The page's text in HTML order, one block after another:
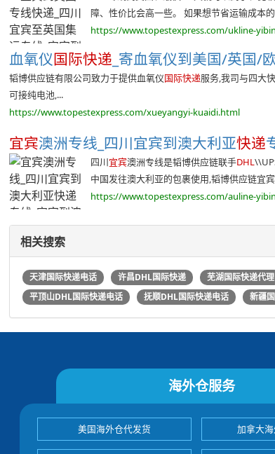
障、性价比会高一些。 如果想节省运输成本
https://www.topestexpress.com/ukline-
血氧仪国际快递 _寄血氧仪到美国/英国/
韬博供应链有限公司致力于提供血氧仪国际快递服务,我司与四大
可接纯电池,...
https://www.topestexpress.com/xueyangyi-kuaidi.html
宜宾澳洲专线_四川宜宾到澳大利亚快递
四川宜宾澳洲专线是韬博供应链联手DHL
中国发往澳大利亚的包裹使用,韬博供应链宜
https://www.topestexpress.com/auline-
相关搜索
天津国际快递电话 许昌DHL国际快递 芜湖国际快递代理
平顶山DHL国际快递电话
抚顺DHL国际快递电话 新疆
海外仓服务
美国海外仓代发货 加拿大